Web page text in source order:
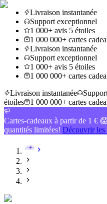
Livraison instantanée
Support exceptionnel
1 000+ avis 5 étoiles
1 000 000+ cartes
Livraison instantanée
Support exceptionnel
1 000+ avis 5 étoiles
1 000 000+ cartes
Livraison instantanée
étoiles
1 000 000+ cartes
Cartes-cadeaux à partir de 1 €
quantités limitées! Découvrir les